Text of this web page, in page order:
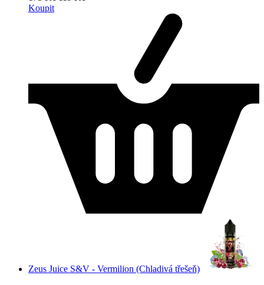
Koupit
Zeus Juice S&V - Vermilion (Chladivá třešeň)